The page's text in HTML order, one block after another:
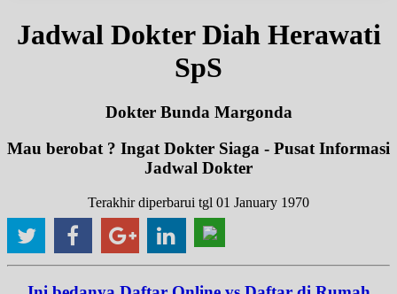
Jadwal Dokter Diah Herawati
SpS
Dokter Bunda Margonda
Mau berobat ? Ingat Dokter Siaga - Pusat Informasi
Jadwal Dokter
Terakhir diperbarui tgl 01 January 1970